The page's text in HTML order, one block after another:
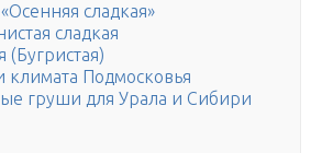
сладкая»
сладкая
(Бугристая)
климата Подмосковья
груши для Урала и Сибири